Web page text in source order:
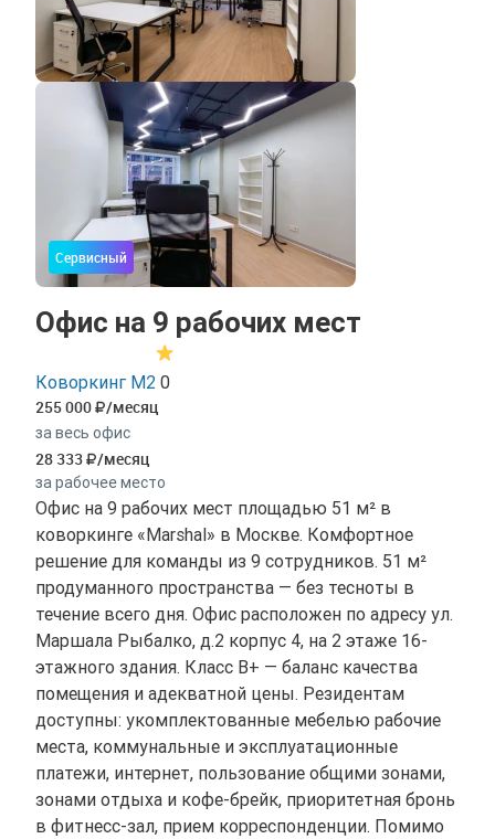
Сервисный
Офис на 9 рабочих мест
Коворкинг М2 0
255 000 /месяц
за весь офис
28 333 /месяц
за рабочее место
Офис на 9 рабочих мест площадью 51 м² в
коворкинге «Marshal» в Москве. Комфортное
решение для команды из 9 сотрудников. 51 м²
продуманного пространства — без тесноты в
течение всего дня. Офис расположен по адресу ул.
Маршала Рыбалко, д.2 корпус 4, на 2 этаже 16-
этажного здания. Класс B+ — баланс качества
помещения и адекватной цены. Резидентам
доступны: укомплектованные мебелью рабочие
места, коммунальные и эксплуатационные
платежи, интернет, пользование общими зонами,
зонами отдыха и кофе-брейк, приоритетная бронь
в фитнесс-зал, прием корреспонденции. Помимо